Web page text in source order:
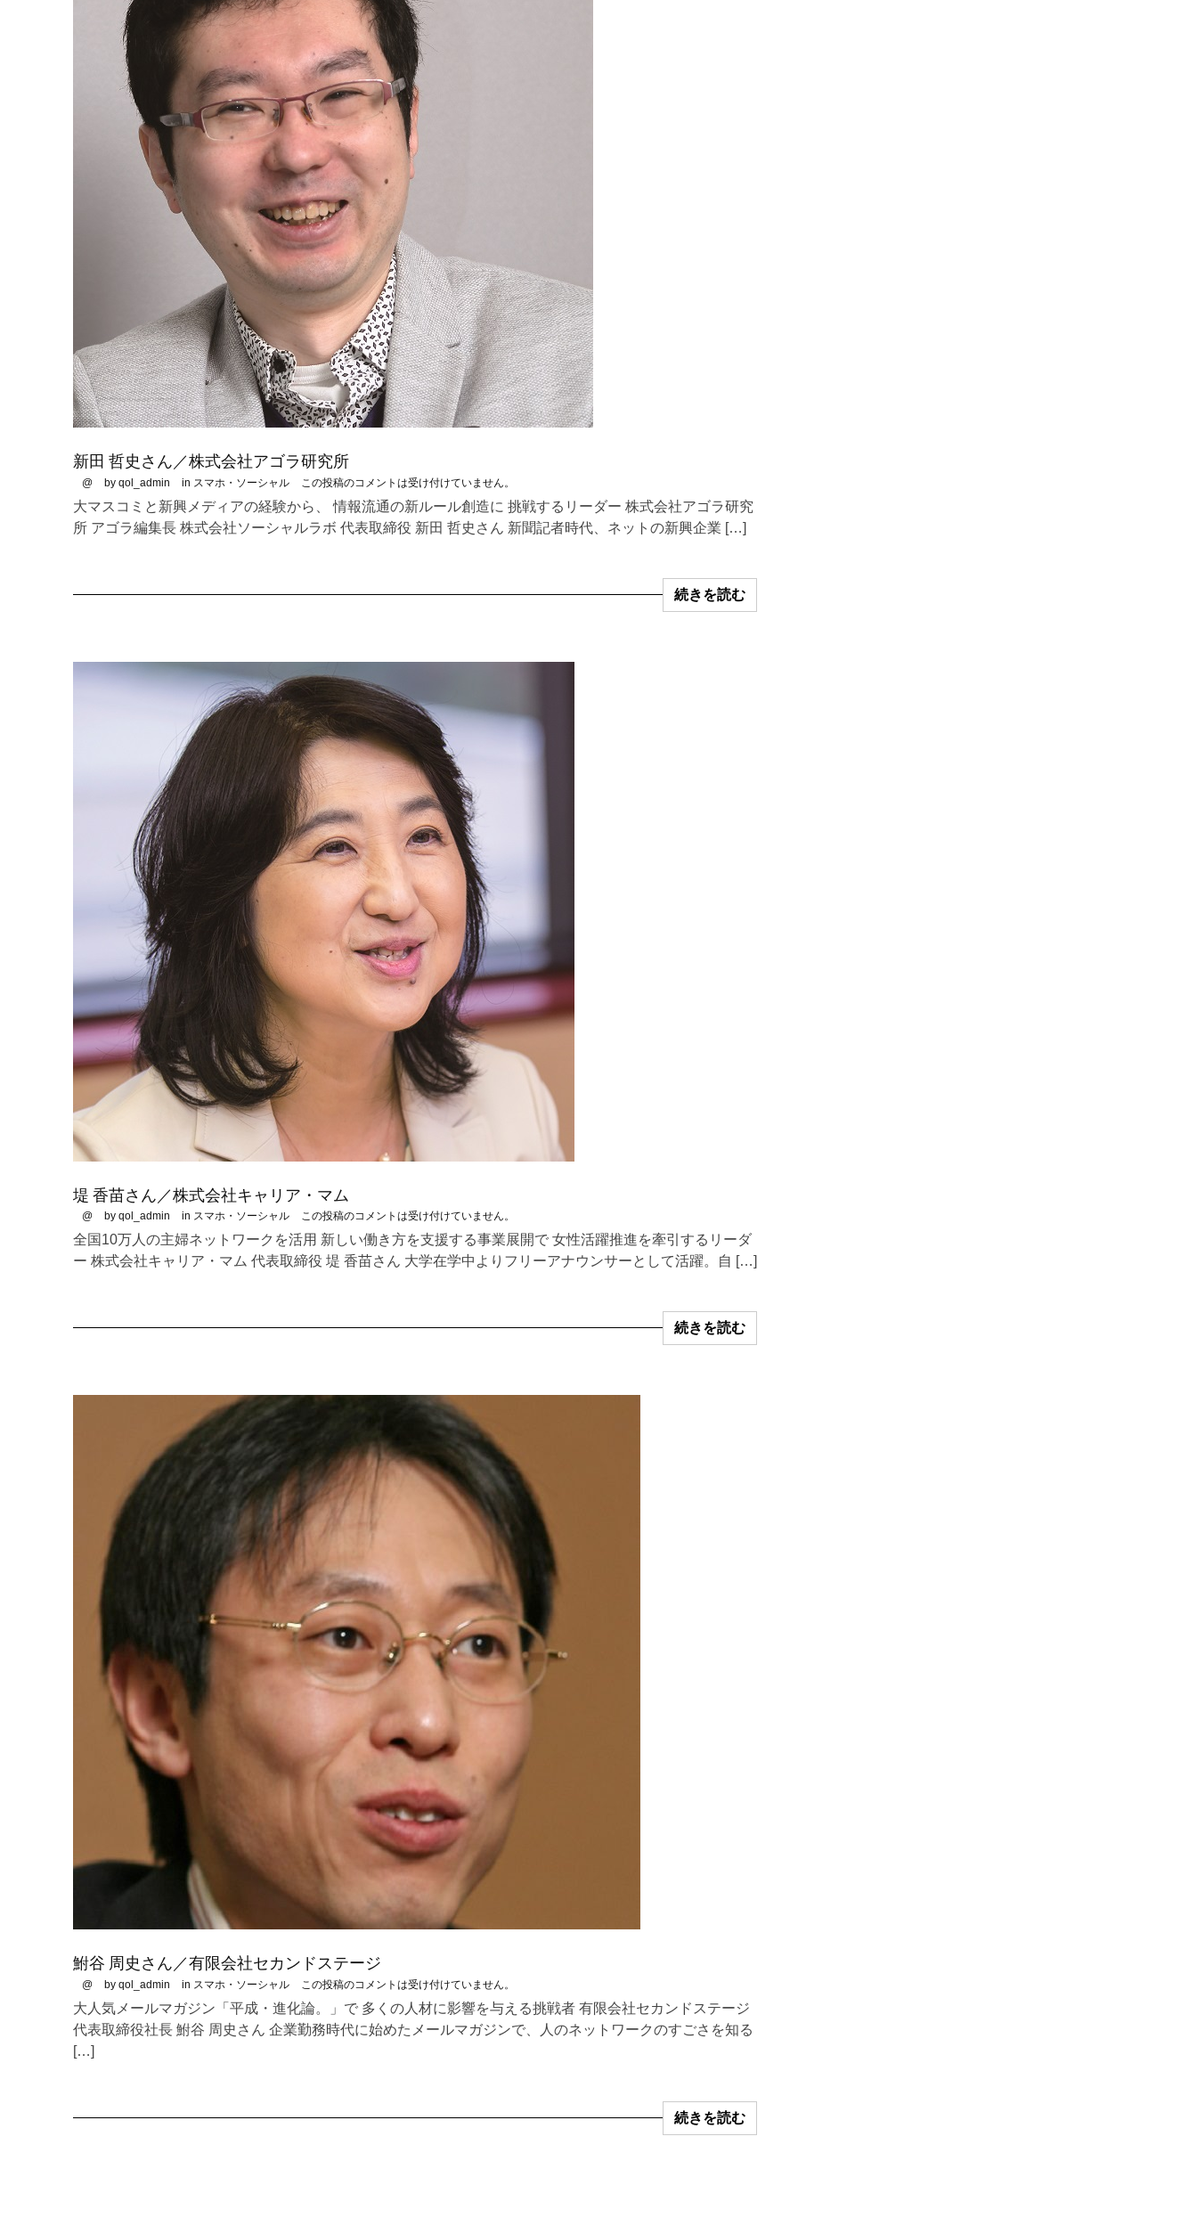
新田 哲史さん／株式会社アゴラ研究所
@ by qol_admin in スマホ・ソーシャル この投稿のコメントは受け付けていません。
大マスコミと新興メディアの経験から、 情報流通の新ルール創造に 挑戦するリーダー 株式会社アゴラ研究
所 アゴラ編集長 株式会社ソーシャルラボ 代表取締役 新田 哲史さん 新聞記者時代、ネットの新興企業 […]
続きを読む
堤 香苗さん／株式会社キャリア・マム
@ by qol_admin in スマホ・ソーシャル この投稿のコメントは受け付けていません。
全国10万人の主婦ネットワークを活用 新しい働き方を支援する事業展開で 女性活躍推進を牽引するリーダ
ー 株式会社キャリア・マム 代表取締役 堤 香苗さん 大学在学中よりフリーアナウンサーとして活躍。自 […]
続きを読む
鮒谷 周史さん／有限会社セカンドステージ
@ by qol_admin in スマホ・ソーシャル この投稿のコメントは受け付けていません。
大人気メールマガジン「平成・進化論。」で 多くの人材に影響を与える挑戦者 有限会社セカンドステージ
代表取締役社長 鮒谷 周史さん 企業勤務時代に始めたメールマガジンで、人のネットワークのすごさを知る
[…]
続きを読む